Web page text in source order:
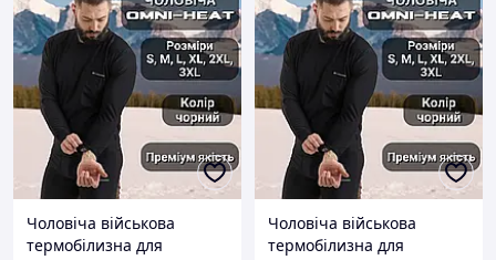
Чоловіча військова
термобілизна для
Чоловіча військова
термобілизна для